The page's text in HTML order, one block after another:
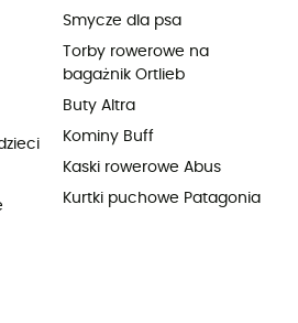
Smycze dla psa
Torby rowerowe na
bagażnik Ortlieb
Buty Altra
Kominy Buff
Kaski rowerowe Abus
Kurtki puchowe Patagonia